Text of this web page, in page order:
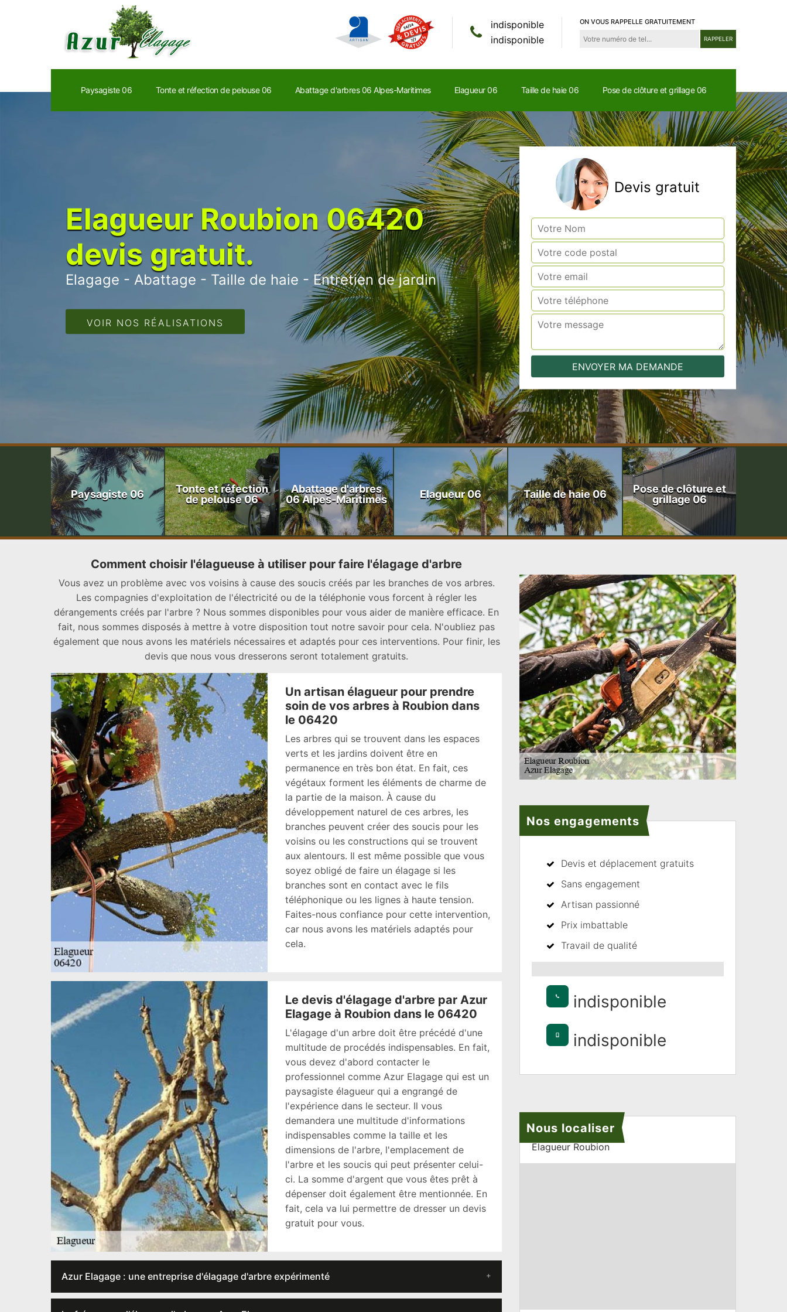
indisponible
indisponible
ON VOUS RAPPELLE GRATUITEMENT
Paysagiste 06 Tonte et réfection de pelouse 06 Abattage d'arbres 06 Alpes-Maritimes Elagueur 06 Taille de haie 06 Pose de clôture et grillage 06
Elagueur Roubion 06420
devis gratuit.
Elagage - Abattage - Taille de haie - Entretien de jardin
VOIR NOS RÉALISATIONS
Devis gratuit
Paysagiste 06
Tonte et réfection
de pelouse 06
Abattage d'arbres
06 Alpes-Maritimes
Elagueur 06 Taille de haie 06
Pose de clôture et
grillage 06
Comment choisir l'élagueuse à utiliser pour faire l'élagage d'arbre
Vous avez un problème avec vos voisins à cause des soucis créés par les branches de vos arbres.
Les compagnies d'exploitation de l'électricité ou de la téléphonie vous forcent à régler les
dérangements créés par l'arbre ? Nous sommes disponibles pour vous aider de manière efficace. En
fait, nous sommes disposés à mettre à votre disposition tout notre savoir pour cela. N'oubliez pas
également que nous avons les matériels nécessaires et adaptés pour ces interventions. Pour finir, les
devis que nous vous dresserons seront totalement gratuits.
Un artisan élagueur pour prendre
soin de vos arbres à Roubion dans
le 06420
Les arbres qui se trouvent dans les espaces
verts et les jardins doivent être en
permanence en très bon état. En fait, ces
végétaux forment les éléments de charme de
la partie de la maison. À cause du
développement naturel de ces arbres, les
branches peuvent créer des soucis pour les
voisins ou les constructions qui se trouvent
aux alentours. Il est même possible que vous
soyez obligé de faire un élagage si les
branches sont en contact avec le fils
téléphonique ou les lignes à haute tension.
Faites-nous confiance pour cette intervention,
car nous avons les matériels adaptés pour
cela.
Le devis d'élagage d'arbre par Azur
Elagage à Roubion dans le 06420
L'élagage d'un arbre doit être précédé d'une
multitude de procédés indispensables. En fait,
vous devez d'abord contacter le
professionnel comme Azur Elagage qui est un
paysagiste élagueur qui a engrangé de
l'expérience dans le secteur. Il vous
demandera une multitude d'informations
indispensables comme la taille et les
dimensions de l'arbre, l'emplacement de
l'arbre et les soucis qui peut présenter celui-
ci. La somme d'argent que vous êtes prêt à
dépenser doit également être mentionnée. En
fait, cela va lui permettre de dresser un devis
gratuit pour vous.
Azur Elagage : une entreprise d'élagage d'arbre expérimenté
Nos engagements
Devis et déplacement gratuits
Sans engagement
Artisan passionné
Prix imbattable
Travail de qualité
indisponible
indisponible
Nous localiser
Elagueur Roubion